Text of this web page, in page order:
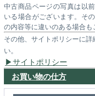
中古商品ページの写真は以
いる場合がございます。そ
の内容等に違いのある場合も
その他、サイトポリシーに
い。
サイトポリシー
お買い物の仕方